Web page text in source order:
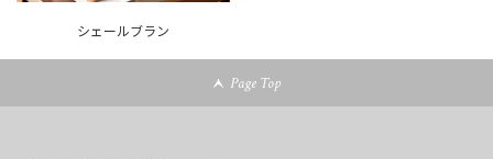
シェールブラン
Page Top